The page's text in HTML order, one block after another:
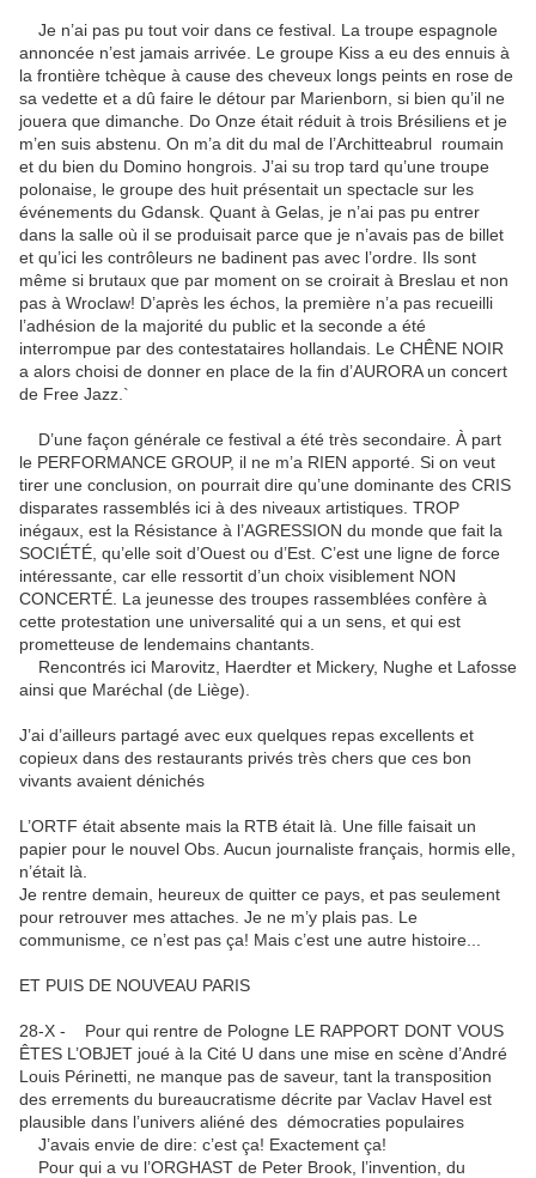
Je n’ai pas pu tout voir dans ce festival. La troupe espagnole
annoncée n’est jamais arrivée. Le groupe Kiss a eu des ennuis à
la frontière tchèque à cause des cheveux longs peints en rose de
sa vedette et a dû faire le détour par Marienborn, si bien qu’il ne
jouera que dimanche. Do Onze était réduit à trois Brésiliens et je
m’en suis abstenu. On m’a dit du mal de l’Architteabrul roumain
et du bien du Domino hongrois. J’ai su trop tard qu’une troupe
polonaise, le groupe des huit présentait un spectacle sur les
événements du Gdansk. Quant à Gelas, je n’ai pas pu entrer
dans la salle où il se produisait parce que je n’avais pas de billet
et qu’ici les contrôleurs ne badinent pas avec l’ordre. Ils sont
même si brutaux que par moment on se croirait à Breslau et non
pas à Wroclaw! D’après les échos, la première n’a pas recueilli
l’adhésion de la majorité du public et la seconde a été
interrompue par des contestataires hollandais. Le CHÊNE NOIR
a alors choisi de donner en place de la fin d’AURORA un concert
de Free Jazz.`
D’une façon générale ce festival a été très secondaire. À part
le PERFORMANCE GROUP, il ne m’a RIEN apporté. Si on veut
tirer une conclusion, on pourrait dire qu’une dominante des CRIS
disparates rassemblés ici à des niveaux artistiques. TROP
inégaux, est la Résistance à l’AGRESSION du monde que fait la
SOCIÉTÉ, qu’elle soit d’Ouest ou d’Est. C’est une ligne de force
intéressante, car elle ressortit d’un choix visiblement NON
CONCERTÉ. La jeunesse des troupes rassemblées confère à
cette protestation une universalité qui a un sens, et qui est
prometteuse de lendemains chantants.
Rencontrés ici Marovitz, Haerdter et Mickery, Nughe et Lafosse
ainsi que Maréchal (de Liège).
J’ai d’ailleurs partagé avec eux quelques repas excellents et
copieux dans des restaurants privés très chers que ces bon
vivants avaient dénichés
L’ORTF était absente mais la RTB était là. Une fille faisait un
papier pour le nouvel Obs. Aucun journaliste français, hormis elle,
n’était là.
Je rentre demain, heureux de quitter ce pays, et pas seulement
pour retrouver mes attaches. Je ne m’y plais pas. Le
communisme, ce n’est pas ça! Mais c’est une autre histoire...
ET PUIS DE NOUVEAU PARIS
28-X - Pour qui rentre de Pologne LE RAPPORT DONT VOUS
ÊTES L’OBJET joué à la Cité U dans une mise en scène d’André
Louis Périnetti, ne manque pas de saveur, tant la transposition
des errements du bureaucratisme décrite par Vaclav Havel est
plausible dans l’univers aliéné des démocraties populaires
J’avais envie de dire: c’est ça! Exactement ça!
Pour qui a vu l’ORGHAST de Peter Brook, l’invention, du